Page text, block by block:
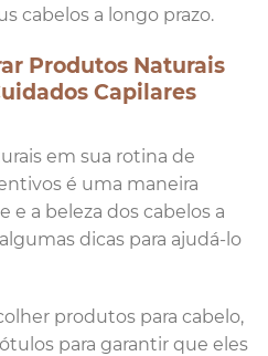
cabelos a longo prazo.
Produtos Naturais
Capilares
em sua rotina de
é uma maneira
e a beleza dos cabelos a
dicas para ajudá-lo
produtos para cabelo,
para garantir que eles